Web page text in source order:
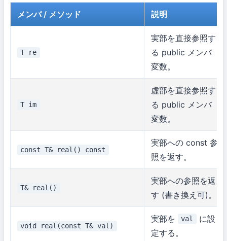
メンバ / メソッド 説明
T re
実部を直接参照す
る public メンバ
変数。
T im
虚部を直接参照す
る public メンバ
変数。
const T& real() const
実部への const 参
照を返す。
T& real()
実部への参照を返
す (書き換え可)。
void real(const T& val)
実部を val
に設
定する。